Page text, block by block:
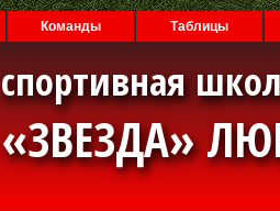
Команды Таблицы
спортивная
«ЗВЕЗДА»